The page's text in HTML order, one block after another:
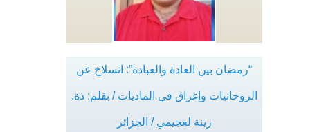
“رمضان بين العادة والعبادة”: انسلاخ عن
الروحانيات وإغراق في الماديات / بقلم: ذة.
زينة لعجيمي / الجزائر